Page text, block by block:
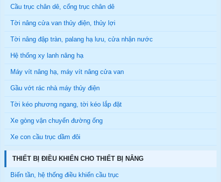
Cầu trục chân dê, cổng trục chân dê
Tời nâng cửa van thủy điện, thủy lợi
Tời nâng đập tràn, palang hạ lưu, cửa nhận nước
Hệ thống xy lanh nâng hạ
Máy vít nâng hạ, máy vít nâng cửa van
Gầu vớt rác nhà máy thủy điện
Tời kéo phương ngang, tời kéo lắp đặt
Xe gòng vận chuyển đường ống
Xe con cầu trục dầm đôi
THIẾT BỊ ĐIỀU KHIỂN CHO THIẾT BỊ NÂNG
Biến tần, hệ thống điều khiển cầu trục